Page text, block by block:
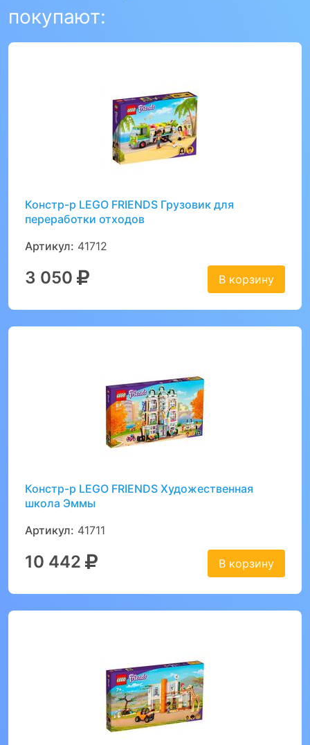
покупают:
Констр-р LEGO FRIENDS Грузовик для
переработки отходов
Артикул: 41712
3 050 В корзину
Констр-р LEGO FRIENDS Художественная
школа Эммы
Артикул: 41711
10 442 В корзину